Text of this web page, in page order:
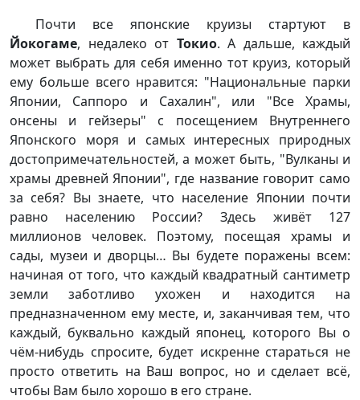
Почти все японские круизы стартуют в
Йокогаме, недалеко от Токио. А дальше, каждый
может выбрать для себя именно тот круиз, который
ему больше всего нравится: "Национальные парки
Японии, Саппоро и Сахалин", или "Все Храмы,
онсены и гейзеры" с посещением Внутреннего
Японского моря и самых интересных природных
достопримечательностей, а может быть, "Вулканы и
храмы древней Японии", где название говорит само
за себя? Вы знаете, что население Японии почти
равно населению России? Здесь живёт 127
миллионов человек. Поэтому, посещая храмы и
сады, музеи и дворцы… Вы будете поражены всем:
начиная от того, что каждый квадратный сантиметр
земли заботливо ухожен и находится на
предназначенном ему месте, и, заканчивая тем, что
каждый, буквально каждый японец, которого Вы о
чём-нибудь спросите, будет искренне стараться не
просто ответить на Ваш вопрос, но и сделает всё,
чтобы Вам было хорошо в его стране.